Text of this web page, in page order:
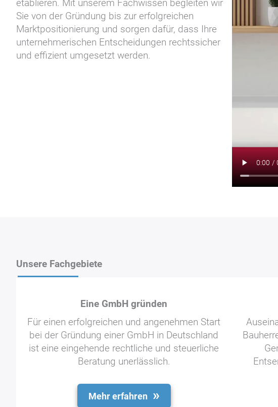
etablieren. Mit unserem Fachwissen begleiten wir
Sie von der Gründung bis zur erfolgreichen
Marktpositionierung und sorgen dafür, dass Ihre
unternehmerischen Entscheidungen rechtssicher
und effizient umgesetzt werden.
Unsere Fachgebiete
Eine GmbH gründen
Für einen erfolgreichen und angenehmen Start
bei der Gründung einer GmbH in Deutschland
ist eine eingehende rechtliche und steuerliche
Beratung unerlässlich.
Mehr erfahren